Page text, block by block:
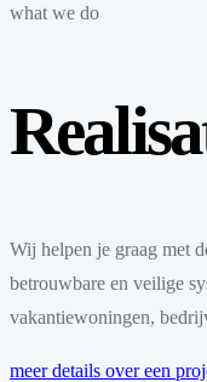
what we do
Wij helpen je graag met
betrouwbare en veilige
vakantiewoningen,
meer details over een